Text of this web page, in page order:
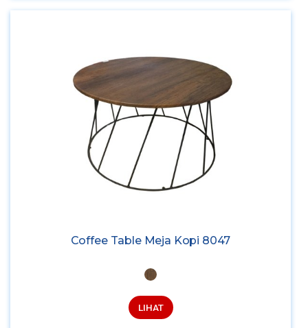
Coffee Table Meja Kopi 8047
LIHAT